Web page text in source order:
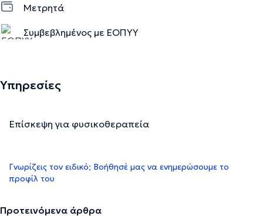
Μετρητά
Συμβεβλημένος με ΕΟΠΥΥ
Υπηρεσίες
Επίσκεψη για φυσικοθεραπεία
Γνωρίζεις τον ειδικό; Βοήθησέ μας να ενημερώσουμε το
προφίλ του
Προτεινόμενα άρθρα